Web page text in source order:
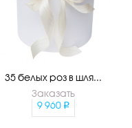
35 белых роз в шля...
Заказать
9 960